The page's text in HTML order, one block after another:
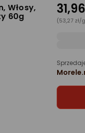
Włosy,
60g (53,27 zł/